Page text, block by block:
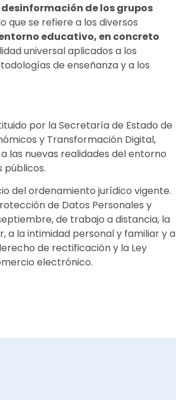
de los grupos
que se refiere a los diversos
educativo, en concreto
universal aplicados a los
de enseñanza y a los
por la Secretaría de Estado de
y Transformación Digital,
las nuevas realidades del entorno
públicos.
del ordenamiento jurídico vigente.
de Datos Personales y
de trabajo a distancia, la
a la intimidad personal y familiar y a
de rectificación y la Ley
electrónico.